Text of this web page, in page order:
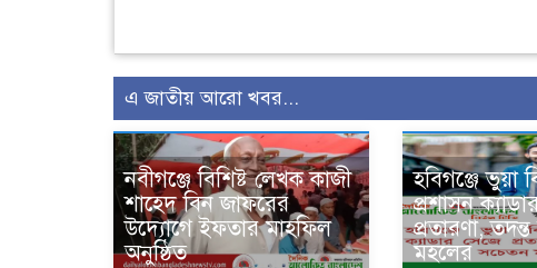
এ জাতীয় আরো খবর...
নবীগঞ্জে বিশিষ্ট লেখক কাজী
শাহেদ বিন জাফরের
উদ্যোগে ইফতার মাহফিল
অনুষ্ঠিত
হবিগঞ্জে ভুয়া
প্রশাসন
প্রতারণা,
মহলের